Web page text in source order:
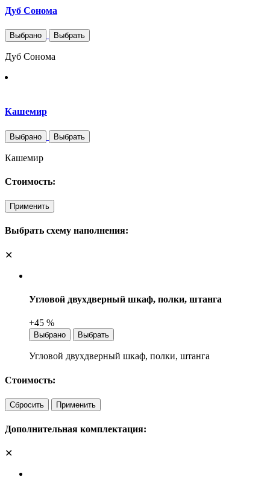
Дуб Сонома
Выбрано Выбрать
Дуб Сонома
Кашемир
Выбрано Выбрать
Кашемир
Стоимость:
Применить
Выбрать схему наполнения:
✕
Угловой двухдверный шкаф, полки, штанга
+45 %
Выбрано Выбрать
Угловой двухдверный шкаф, полки, штанга
Стоимость:
Сбросить Применить
Дополнительная комплектация:
✕